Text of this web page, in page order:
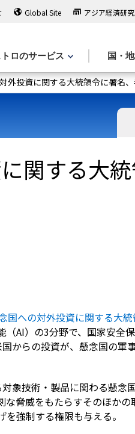
Global Site アジア経済研
ロのサービス 国・
外投資に関する大統領令に署名
関する大
国への対外投資に関する大
AI）の3分野で、国家安全
からの投資が、懸念国の軍
象技術・製品に関わる懸念
脅威をもたらすそのほか
強制する権限も与える。